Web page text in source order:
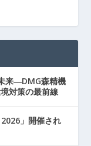
来―DMG森精機
対策の最前線
」開催され